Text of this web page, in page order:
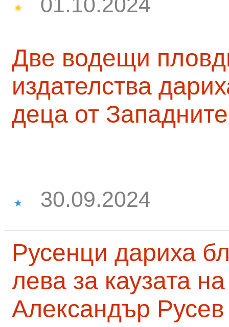
Две водещи
издателства
деца от
30.09.2024
Русенци дариха
лева за каузата
Александър Русев